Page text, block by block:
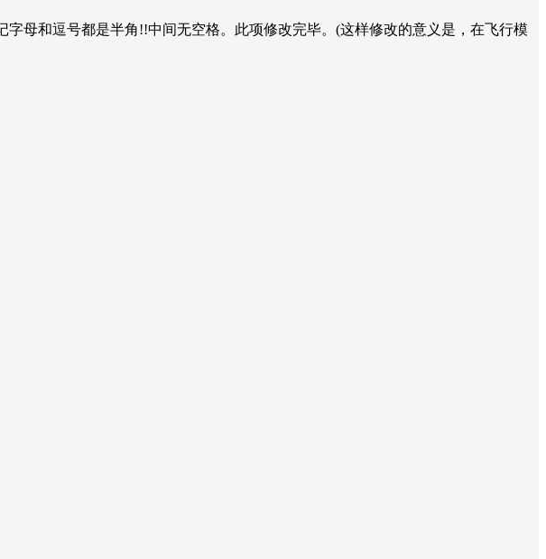
字母和逗号都是半角!!中间无空格。此项修改完毕。(这样修改的意义是，在飞行模